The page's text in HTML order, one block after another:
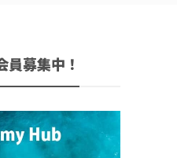
員募集中！